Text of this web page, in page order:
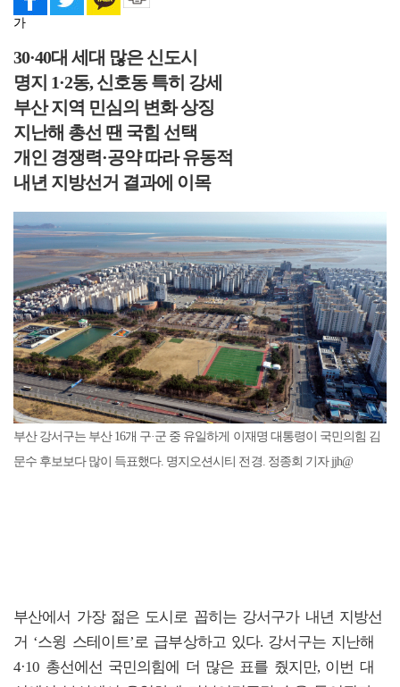
가
30·40대 세대 많은 신도시
명지 1·2동, 신호동 특히 강세
부산 지역 민심의 변화 상징
지난해 총선 땐 국힘 선택
개인 경쟁력·공약 따라 유동적
내년 지방선거 결과에 이목
부산 강서구는 부산 16개 구·군 중 유일하게 이재명 대통령이 국민의힘 김
문수 후보보다 많이 득표했다. 명지오션시티 전경. 정종회 기자 jjh@
부산에서 가장 젊은 도시로 꼽히는 강서구가 내년 지방선
거 ‘스윙 스테이트’로 급부상하고 있다. 강서구는 지난해
4·10 총선에선 국민의힘에 더 많은 표를 줬지만, 이번 대